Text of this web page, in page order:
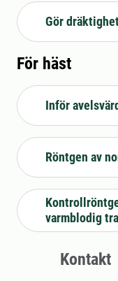
Gör
För häst
Inför
Röntgen av
varmblodig
Kontakt